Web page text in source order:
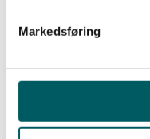
Markedsføring
Bedre helse, økt
er ifølge Dille noen